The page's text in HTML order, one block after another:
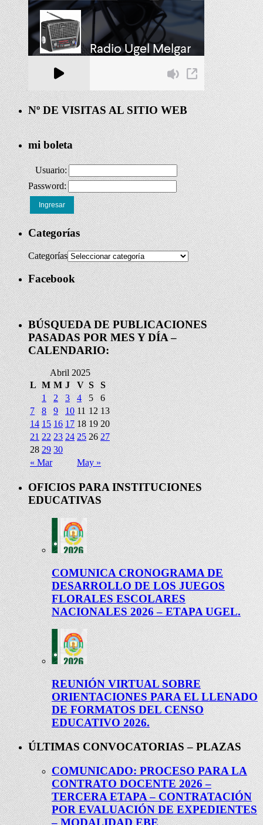
Nº DE VISITAS AL SITIO WEB
mi boleta
Usuario:
Password:
Ingresar
Categorías
Categorías
Facebook
BÚSQUEDA DE PUBLICACIONES
PASADAS POR MES Y DÍA –
CALENDARIO:
Abril 2025
L M M J V S S
« Mar May »
1 2 3 4 5
6
7
8 9 10 11 12 13
14 15 16 17 18 19 20
21 22 23 24 25 26 27
28 29 30
OFICIOS PARA INSTITUCIONES
EDUCATIVAS
COMUNICA CRONOGRAMA DE
DESARROLLO DE LOS JUEGOS
FLORALES ESCOLARES
NACIONALES 2026 – ETAPA UGEL.
REUNIÓN VIRTUAL SOBRE
ORIENTACIONES PARA EL LLENADO
DE FORMATOS DEL CENSO
EDUCATIVO 2026.
ÚLTIMAS CONVOCATORIAS – PLAZAS
COMUNICADO: PROCESO PARA LA
CONTRATO DOCENTE 2026 –
TERCERA ETAPA – CONTRATACIÓN
POR EVALUACIÓN DE EXPEDIENTES
– MODALIDAD EBE